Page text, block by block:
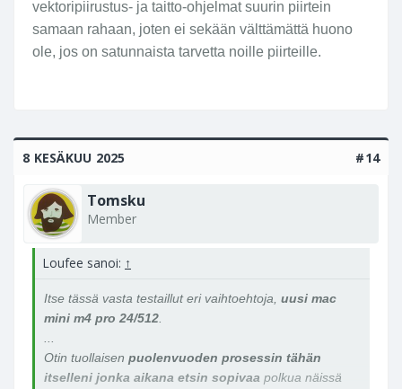
vektoripiirustus- ja taitto-ohjelmat suurin piirtein
samaan rahaan, joten ei sekään välttämättä huono
ole, jos on satunnaista tarvetta noille piirteille.
8 KESÄKUU 2025 #14
Tomsku
Member
Loufee sanoi: ↑
Itse tässä vasta testaillut eri vaihtoehtoja, uusi mac
mini m4 pro 24/512
Otin tuollaisen puolenvuoden prosessin tähän
itselleni jonka aikana etsin sopivaa polkua näissä